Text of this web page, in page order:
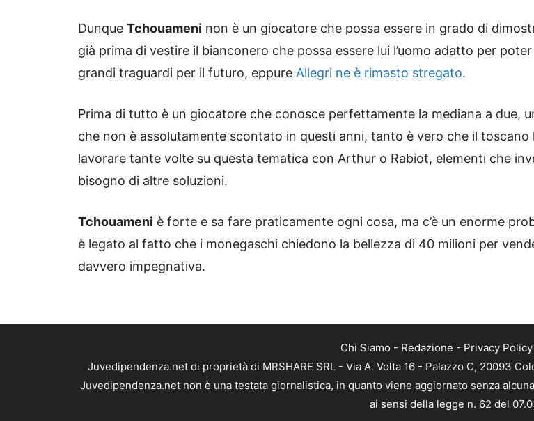
Dunque Tchouameni non è un giocatore che possa essere in grado di
già prima di vestire il bianconero che possa essere lui l’uomo adatto per
grandi traguardi per il futuro, eppure Allegri ne è rimasto stregato.
Prima di tutto è un giocatore che conosce perfettamente la mediana a due,
che non è assolutamente scontato in questi anni, tanto è vero che il toscano
lavorare tante volte su questa tematica con Arthur o Rabiot, elementi che
bisogno di altre soluzioni.
Tchouameni è forte e sa fare praticamente ogni cosa, ma c’è un enorme
è legato al fatto che i monegaschi chiedono la bellezza di 40 milioni per
davvero impegnativa.
Chi Siamo - Redazione - Privacy Policy
Juvedipendenza.net di proprietà di MRSHARE SRL - Via A. Volta 16 - Palazzo C, 20093
Juvedipendenza.net non è una testata giornalistica, in quanto viene aggiornato senza
ai sensi della legge n. 62 del